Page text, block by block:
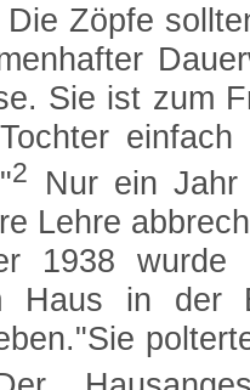
Zöpfe
Sie ist zum
2
Nur ein
Lehre
1938
Haus in der